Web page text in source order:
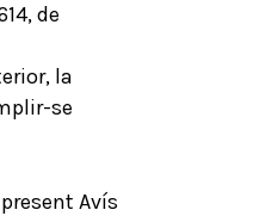
de
la
se
Avís